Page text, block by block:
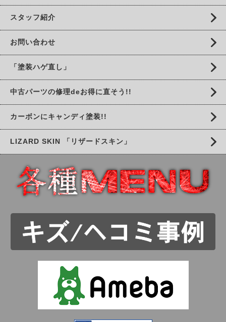
スタッフ紹介
お問い合わせ
「塗装ハゲ直し」
中古パーツの修理deお得に直そう!!
カーボンにキャンディ塗装!!
LIZARD SKIN 「リザードスキン」